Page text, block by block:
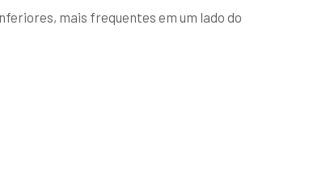
mais frequentes em um lado do